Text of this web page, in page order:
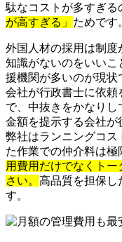
駄なコストが多すぎる
が高すぎる」 ためです
外国人材の採用は制
知識がないのをいい
援機関が多いのが現
会社が行政書士に依頼
で、中抜きをかなり
金額を提示する会社が
弊社はランニングコス
た作業での仲介料は極
用費用だけでなくト
さい。 高品質を担保し
す。